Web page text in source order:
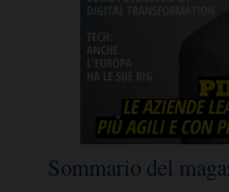
Sommario del